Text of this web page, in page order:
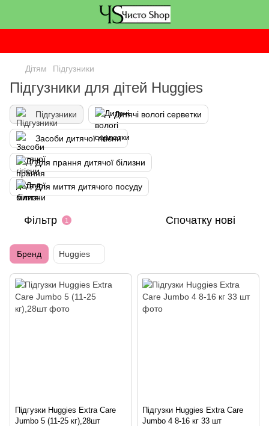
Дітям Підгузники
Підгузники для дітей Huggies
Підгузники Дитячі вологі серветки
Засоби дитячої гігієни
Для прання дитячої білизни
Для миття дитячого посуду
Фільтр 1 Спочатку нові
Бренд Huggies
Підгузки Huggies Extra Care
Jumbo 5 (11-25 кг),28шт
Підгузки Huggies Extra Care
Jumbo 4 8-16 кг 33 шт